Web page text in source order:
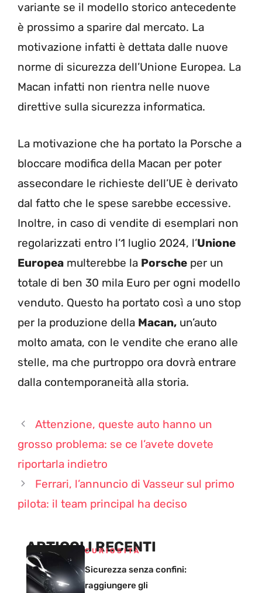
variante se il modello storico antecedente
è prossimo a sparire dal mercato. La
motivazione infatti è dettata dalle nuove
norme di sicurezza dell’Unione Europea. La
Macan infatti non rientra nelle nuove
direttive sulla sicurezza informatica.
La motivazione che ha portato la Porsche a
bloccare modifica della Macan per poter
assecondare le richieste dell’UE è derivato
dal fatto che le spese sarebbe eccessive.
Inoltre, in caso di vendite di esemplari non
regolarizzati entro l’1 luglio 2024, l’Unione
Europea multerebbe la Porsche per un
totale di ben 30 mila Euro per ogni modello
venduto. Questo ha portato così a uno stop
per la produzione della Macan, un’auto
molto amata, con le vendite che erano alle
stelle, ma che purtroppo ora dovrà entrare
dalla contemporaneità alla storia.
Attenzione, queste auto hanno un
grosso problema: se ce l’avete dovete
riportarla indietro
Ferrari, l’annuncio di Vasseur sul primo
pilota: il team principal ha deciso
ARTICOLI RECENTI
CURIOSITÀ
Sicurezza senza confini:
raggiungere gli